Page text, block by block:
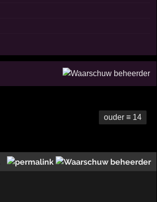
ouder ≡ 14